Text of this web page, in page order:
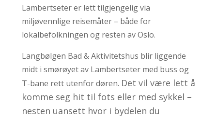
Lambertseter er lett tilgjengelig via
miljøvennlige reisemåter – både for
lokalbefolkningen og resten av Oslo.
Langbølgen Bad & Aktivitetshus blir liggende
midt i smørøyet av Lambertseter med buss og
T-bane rett utenfor døren. Det vil være lett å
komme seg hit til fots eller med sykkel –
nesten uansett hvor i bydelen du